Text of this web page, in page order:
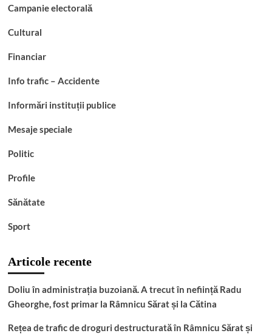
Campanie electorală
Cultural
Financiar
Info trafic – Accidente
Informări instituții publice
Mesaje speciale
Politic
Profile
Sănătate
Sport
Articole recente
Doliu în administrația buzoiană. A trecut în neființă Radu
Gheorghe, fost primar la Râmnicu Sărat și la Cătina
Rețea de trafic de droguri destructurată în Râmnicu Sărat și